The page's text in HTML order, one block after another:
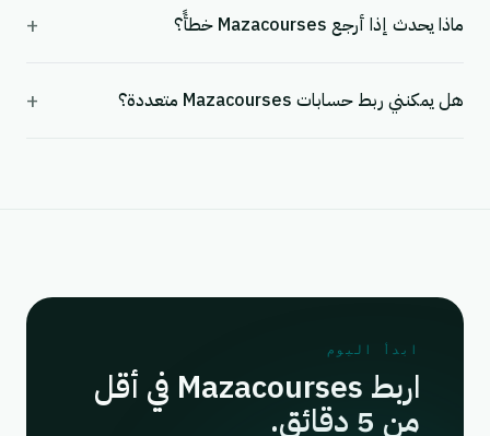
ماذا يحدث إذا أرجع Mazacourses خطأً؟ +
هل يمكنني ربط حسابات Mazacourses متعددة؟ +
ابدأ اليوم
اربط Mazacourses في أقل
من 5 دقائق.